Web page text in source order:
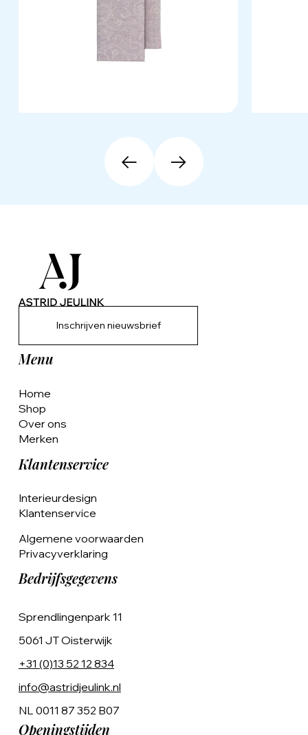
Inschrijven nieuwsbrief
Menu
Home
Shop
Over ons
Merken
Klantenservice
Interieurdesign
Klantenservice
Algemene voorwaarden
Privacyverklaring
Bedrijfsgegevens
Sprendlingenpark 11
5061 JT Oisterwijk
+31 (0)13 52 12 834
info@astridjeulink.nl
NL 0011 87 352 B07
Openingstijden